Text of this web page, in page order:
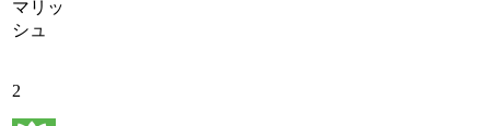
マリッ
シュ
2